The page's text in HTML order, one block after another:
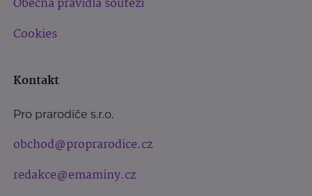
Cookies
Kontakt
Pro prarodiče s.r.o.
obchod@proprarodice.cz
redakce@emaminy.cz